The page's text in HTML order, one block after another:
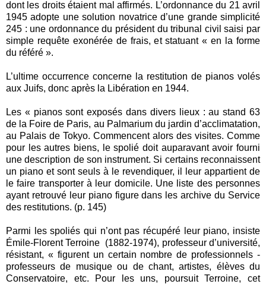
dont les droits étaient mal affirmés. L’ordonnance du 21 avril
1945 adopte une solution novatrice d’une grande simplicité
245 : une ordonnance du président du tribunal civil saisi par
simple requête exonérée de frais, et statuant « en la forme
du référé ».
L’ultime occurrence concerne la restitution de pianos volés
aux Juifs, donc après la Libération en 1944.
Les « pianos sont exposés dans divers lieux : au stand 63
de la Foire de Paris, au Palmarium du jardin d’acclimatation,
au Palais de Tokyo. Commencent alors des visites. Comme
pour les autres biens, le spolié doit auparavant avoir fourni
une description de son instrument. Si certains reconnaissent
un piano et sont seuls à le revendiquer, il leur appartient de
le faire transporter à leur domicile. Une liste des personnes
ayant retrouvé leur piano figure dans les archive du Service
des restitutions. (p. 145)
Parmi les spoliés qui n’ont pas récupéré leur piano, insiste
Émile-Florent Terroine (1882-1974), professeur d’université,
résistant, « figurent un certain nombre de professionnels -
professeurs de musique ou de chant, artistes, élèves du
Conservatoire, etc. Pour les uns, poursuit Terroine, cet